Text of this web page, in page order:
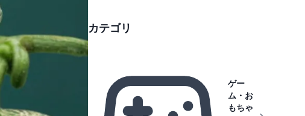
カテゴリ
ゲー
ム・お
もちゃ